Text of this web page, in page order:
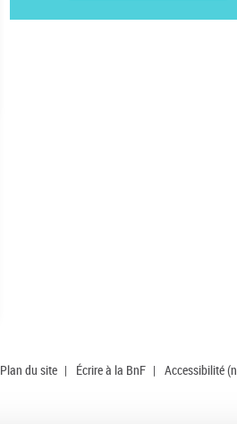
Plan du site | Écrire à la BnF | Accessibilité